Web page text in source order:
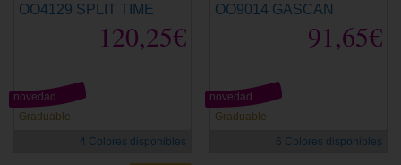
OO4129 SPLIT TIME
120,25€
Graduable
novedad
4 Colores disponibles
OO9014 GASCAN
91,65€
Graduable
novedad
6 Colores disponibles